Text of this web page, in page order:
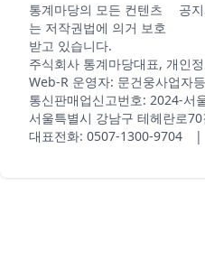
통계마당의 모든 컨텐츠
는 저작권법에 의거 보호
받고 있습니다.
공
주식회사 통계마당대표, 개인
Web-R 운영자: 문건웅사업자
통신판매업신고번호: 2024-서
서울특별시 강남구 테헤란로
대표전화: 0507-1300-9704